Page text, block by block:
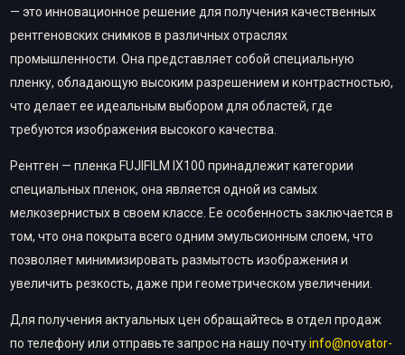
— это инновационное решение для получения качественных
рентгеновских снимков в различных отраслях
промышленности. Она представляет собой специальную
пленку, обладающую высоким разрешением и контрастностью,
что делает ее идеальным выбором для областей, где
требуются изображения высокого качества.
Рентген — пленка FUJIFILM IX100 принадлежит категории
специальных пленок, она является одной из самых
мелкозернистых в своем классе. Ее особенность заключается в
том, что она покрыта всего одним эмульсионным слоем, что
позволяет минимизировать размытость изображения и
увеличить резкость, даже при геометрическом увеличении.
Для получения актуальных цен обращайтесь в отдел продаж
по телефону или отправьте запрос на нашу почтуinfo@novator-